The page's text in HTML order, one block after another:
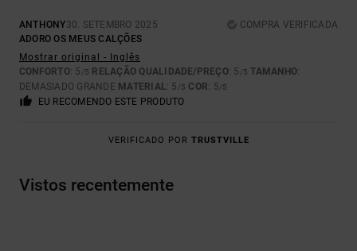
ANTHONY30. SETEMBRO 2025
COMPRA VERIFICADA
ADORO OS MEUS CALÇÕES
Mostrar original - Inglês
CONFORTO: 5 /5 RELAÇÃO QUALIDADE/PREÇO: 5 /5 TAMANHO:
DEMASIADO GRANDE MATERIAL: 5 /5 COR: 5/5
EU RECOMENDO ESTE PRODUTO
VERIFICADO POR TRUSTVILLE
Vistos recentemente